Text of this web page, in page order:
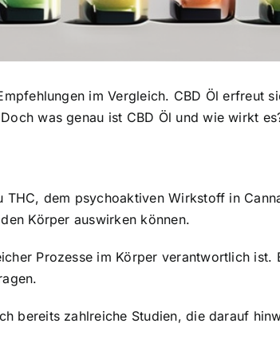
im Vergleich. CBD Öl erfreut
was genau ist CBD Öl und wie wirkt
dem psychoaktiven Wirkstoff in
Körper auswirken können.
Prozesse im Körper verantwortlich ist.
bereits zahlreiche Studien, die darauf